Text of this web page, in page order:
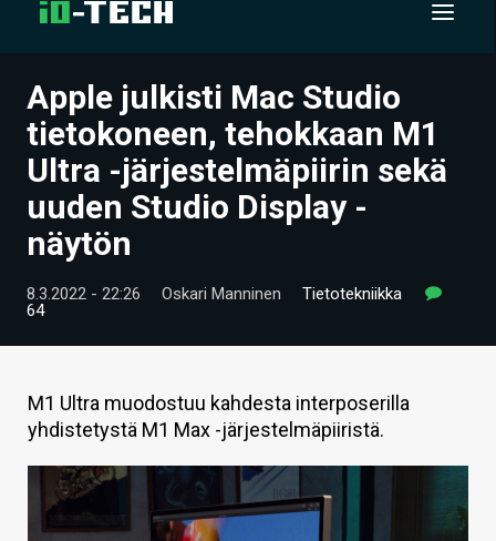
UUTISET
ARTIKKELIT
VIDEOT
TECHBBS
TIETOA
HINTA.FI
KAUPPA
VAIHDA TEEMA
Apple julkisti Mac Studio
tietokoneen, tehokkaan M1
Ultra -järjestelmäpiirin sekä
uuden Studio Display -
näytön
8.3.2022 - 22:26 Oskari Manninen
Tietotekniikka
64
M1 Ultra muodostuu kahdesta interposerilla
yhdistetystä M1 Max -järjestelmäpiiristä.